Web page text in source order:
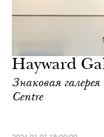
Hayward
Знаковая
Centre